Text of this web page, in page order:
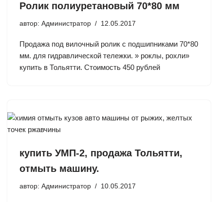
Ролик полиуретановый 70*80 мм
автор: Администратор 12.05.2017
Продажа под вилочный ролик с подшипниками 70*80
мм. для гидравлической тележки. » роклы, рохли»
купить в Тольятти. Стоимость 450 рублей
купить УМП-2, продажа Тольятти,
отмыть машину.
автор: Администратор 10.05.2017